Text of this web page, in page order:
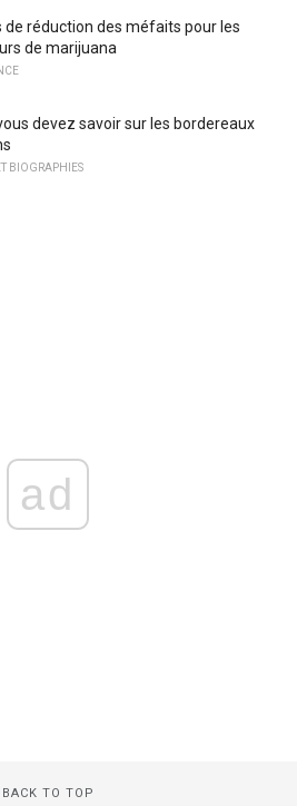
de réduction des méfaits pour les
de marijuana
devez savoir sur les bordereaux
BIOGRAPHIES
ad
BACK TO TOP